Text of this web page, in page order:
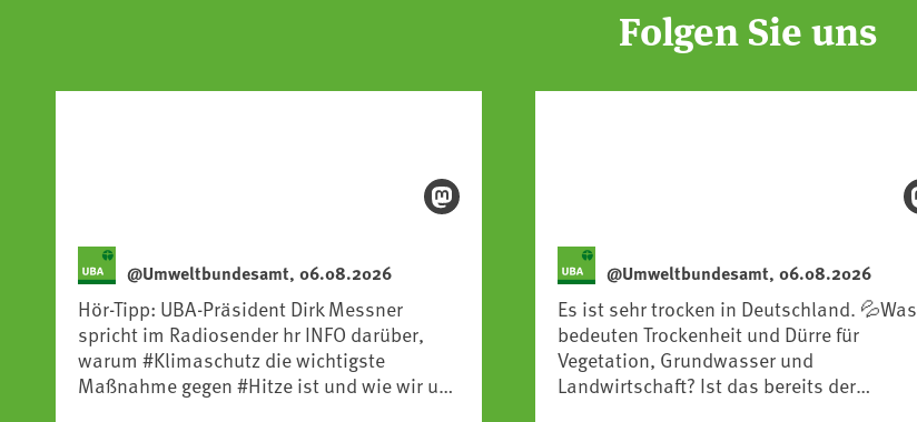
Folgen Sie uns
@Umweltbundesamt, 06.08.2026
Hör-Tipp: UBA-Präsident Dirk Messner
spricht im Radiosender hr INFO darüber,
warum #Klimaschutz die wichtigste
Maßnahme gegen #Hitze ist und wie wir uns
@Umweltbundesamt, 06.08.2026
Es ist sehr trocken in Deutschland. 💦Was
bedeuten Trockenheit und Dürre für
Vegetation, Grundwasser und
Landwirtschaft? Ist das bereits der